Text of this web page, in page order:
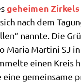
gehei­men Zir­kels
nach dem
nann­te. Die
Maria Mar­ti­ni SJ
einen Kreis
gemein­sa­me